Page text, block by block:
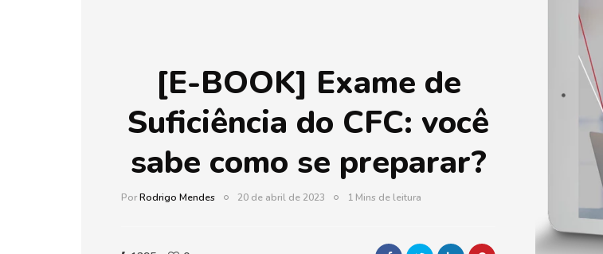
[E-BOOK] Exame de
Suficiência do CFC: você
sabe como se preparar?
PorRodrigo Mendes 20 de abril de 2023 1 Mins de leitura